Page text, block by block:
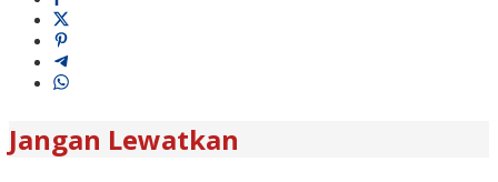
Jangan Lewatkan